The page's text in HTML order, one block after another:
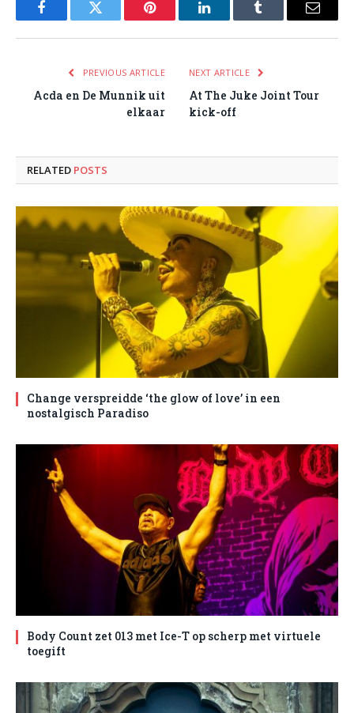
FacebookTwitter Pinterest LinkedInTumblr Email
PREVIOUS ARTICLE
Acda en De Munnik uit
elkaar
NEXT ARTICLE
At The Juke Joint Tour
kick-off
RELATED POSTS
Change verspreidde ‘the glow of love’ in een
nostalgisch Paradiso
Body Count zet 013 met Ice-T op scherp met virtuele
toegift